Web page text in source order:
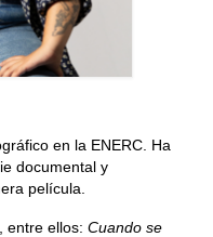
en la ENERC. Ha
documental y
película.
entre ellos: Cuando se